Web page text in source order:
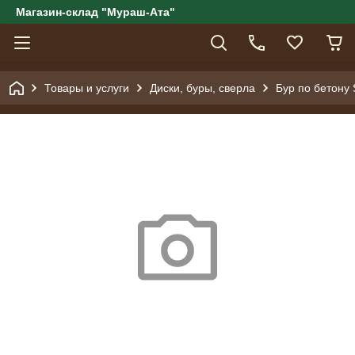
Магазин-склад "Мураш-Ата"
Товары и услуги Диски, буры, сверла Бур по бетону